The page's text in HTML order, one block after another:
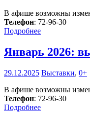
В афише возможны
Телефон: 72-96-30
Подробнее
Январь 2026:
29.12.2025 Выставки, 0+
В афише возможны
Телефон: 72-96-30
Подробнее